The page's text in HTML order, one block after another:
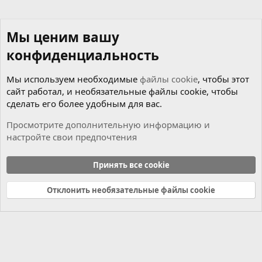
Cookies
Russian (RU)
Связь с нами
Условия и правила
Политика конфиденциальности
Справка Главная
R
Мы ценим вашу
конфиденциальность
Мы используем необходимые файлы cookie, чтобы этот
сайт работал, и необязательные файлы cookie, чтобы
сделать его более удобным для вас.
Просмотрите дополнительную информацию и
настройте свои предпочтения
Принять все cookie
Отклонить необязательные файлы cookie